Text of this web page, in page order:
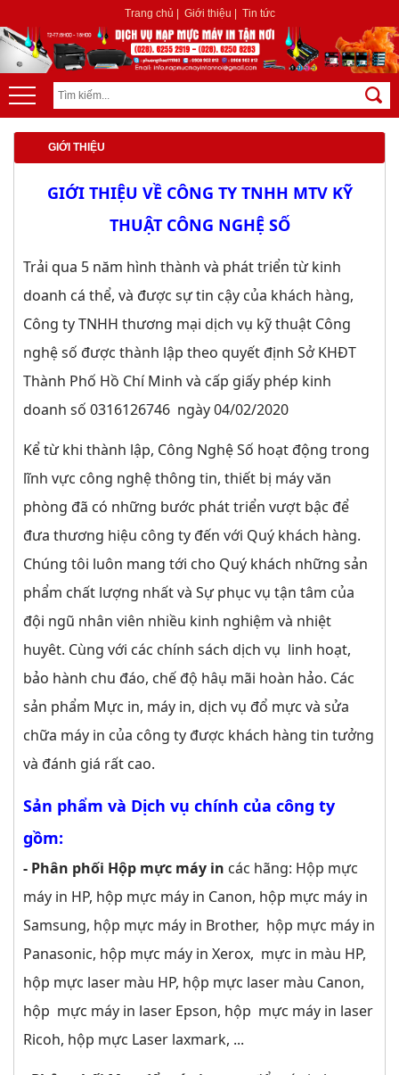
Trang chủ Giới thiệu Tin tức
GIỚI THIỆU
GIỚI THIỆU VỀ CÔNG TY TNHH MTV KỸ
THUẬT CÔNG NGHỆ SỐ
Trải qua 5 năm hình thành và phát triển từ kinh
doanh cá thể, và được sự tin cậy của khách hàng,
Công ty TNHH thương mại dịch vụ kỹ thuật Công
nghệ số được thành lập theo quyết định Sở KHĐT
Thành Phố Hồ Chí Minh và cấp giấy phép kinh
doanh số 0316126746 ngày 04/02/2020
Kể từ khi thành lập, Công Nghệ Số hoạt động trong
lĩnh vực công nghệ thông tin, thiết bị máy văn
phòng đã có những bước phát triển vượt bậc để
đưa thương hiệu công ty đến với Quý khách hàng.
Chúng tôi luôn mang tới cho Quý khách những sản
phẩm chất lượng nhất và Sự phục vụ tận tâm của
đội ngũ nhân viên nhiều kinh nghiệm và nhiệt
huyêt. Cùng với các chính sách dịch vụ linh hoạt,
bảo hành chu đáo, chế độ hâụ mãi hoàn hảo. Các
sản phẩm Mực in, máy in, dịch vụ đổ mực và sửa
chữa máy in của công ty được khách hàng tin tưởng
và đánh giá rất cao.
Sản phẩm và Dịch vụ chính của công ty
gồm:
- Phân phối Hộp mực máy in các hãng: Hộp mực
máy in HP, hộp mực máy in Canon, hộp mực máy in
Samsung, hộp mực máy in Brother, hộp mực máy in
Panasonic, hộp mực máy in Xerox, mực in màu HP,
hộp mực laser màu HP, hộp mực laser màu Canon,
hộp mực máy in laser Epson, hộp mực máy in laser
Ricoh, hộp mực Laser laxmark, ...